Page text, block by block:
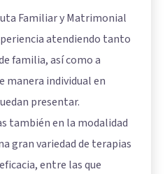
Familiar y Matrimonial
atendiendo tanto
familia, así como a
manera individual en
presentar.
también en la modalidad
gran variedad de terapias
entre las que